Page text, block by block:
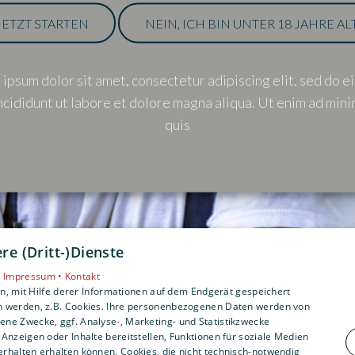
JETZT STARTEN NEIN, ICH BIN UNTER 18 JAHRE
ipsum dolor sit amet, consectetur adipiscing elit, sed do
ut labore et dolore magna aliqua. Ut enim ad
quis
JETZT STARTEN NEIN, ICH BIN UNTER 18 JAHRE
ipsum dolor sit amet, consectetur adipiscing elit, sed do
ut labore et dolore magna aliqua. Ut enim ad
quis
(Dritt-)Dienste
Impressum • Kontakt
mit Hilfe derer Informationen auf dem Endgerät gespeichert
z.B. Cookies. Ihre personenbezogenen Daten werden von
Zwecke, ggf. Analyse-, Marketing- und Statistikzwecke
oder Inhalte bereitstellen, Funktionen für soziale Medien
erhalten können. Cookies, die nicht technisch-notwendig